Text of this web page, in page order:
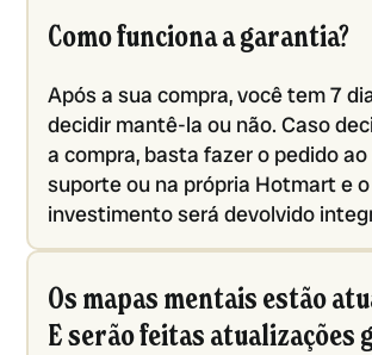
Como funciona a garantia?
Após a sua compra, você tem 7
decidir mantê-la ou não. Caso
a compra, basta fazer o pedido
suporte ou na própria Hotmart e
investimento será devolvido
Os mapas mentais estão
E serão feitas atualizações